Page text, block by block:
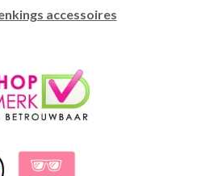
accessoires